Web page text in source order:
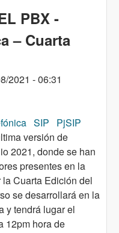
PBX -
– Cuarta
2021 - 06:31
SIP
PjSIP
versión de
2021, donde se han
presentes en la
Cuarta Edición del
se desarrollará en la
y tendrá lugar el
12pm hora de